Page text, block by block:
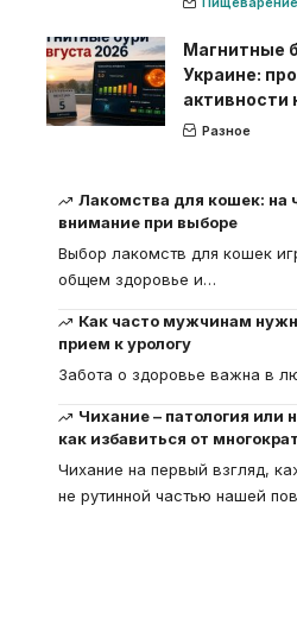
Магнитные
Украине:
активности
Разное
Лакомства для кошек: на
внимание при выборе
Выбор лакомств для кошек
общем здоровье и…
Как часто мужчинам
прием к урологу
Забота о здоровье важна в
Чихание – патология или
как избавиться от
Чихание на первый взгляд,
не рутинной частью нашей